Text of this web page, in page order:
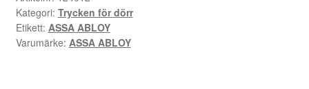
Kategori: Trycken för dörr
Etikett: ASSA ABLOY
Varumärke: ASSA ABLOY